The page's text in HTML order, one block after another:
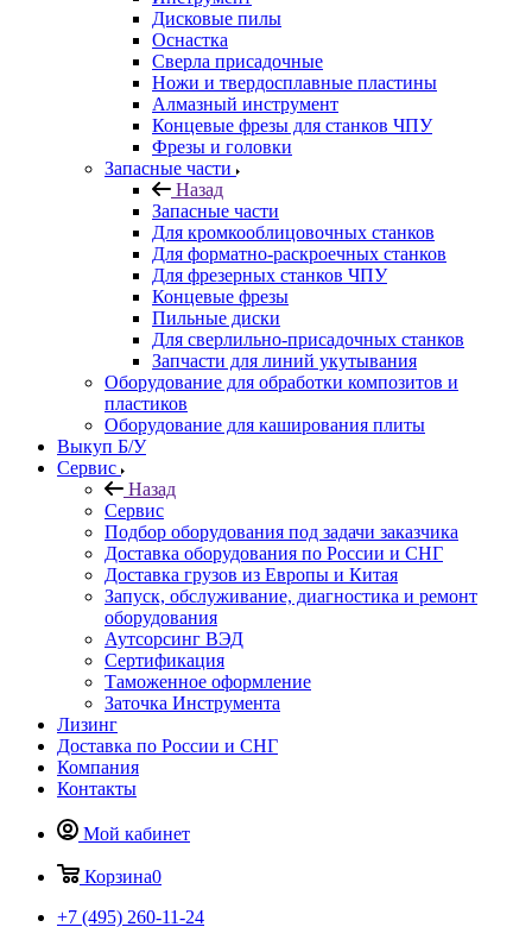
Дисковые пилы
Оснастка
Сверла присадочные
Ножи и твердосплавные пластины
Алмазный инструмент
Концевые фрезы для станков ЧПУ
Фрезы и головки
Запасные части
Назад
Запасные части
Для кромкооблицовочных станков
Для форматно-раскроечных станков
Для фрезерных станков ЧПУ
Концевые фрезы
Пильные диски
Для сверлильно-присадочных станков
Запчасти для линий укутывания
Оборудование для обработки композитов и
пластиков
Оборудование для каширования плиты
Выкуп Б/У
Сервис
Назад
Сервис
Подбор оборудования под задачи заказчика
Доставка оборудования по России и СНГ
Доставка грузов из Европы и Китая
Запуск, обслуживание, диагностика и ремонт
оборудования
Аутсорсинг ВЭД
Сертификация
Таможенное оформление
Заточка Инструмента
Лизинг
Доставка по России и СНГ
Компания
Контакты
Мой кабинет
Корзина0
+7 (495) 260-11-24